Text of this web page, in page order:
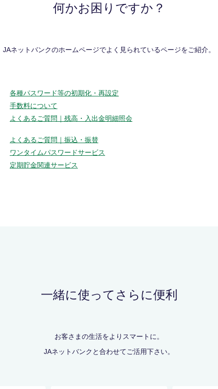
何かお困りですか？
JAネットバンクのホームページでよく見られているページをご紹介。
各種パスワード等の初期化・再設定
手数料について
よくあるご質問｜残高・入出金明細照会
よくあるご質問｜振込・振替
ワンタイムパスワードサービス
定期貯金関連サービス
一緒に使ってさらに便利
お客さまの生活をよりスマートに。
JAネットバンクと合わせてご活用下さい。